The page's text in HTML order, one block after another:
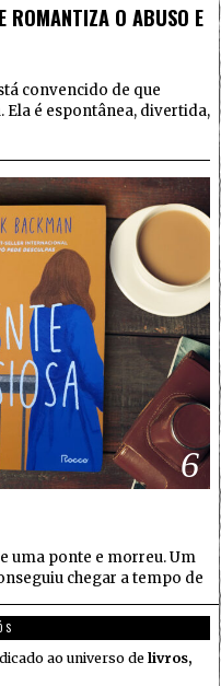
ROMANTIZA O ABUSO E
convencido de que
Ela é espontânea, divertida,
6
uma ponte e morreu. Um
chegar a tempo de
ao universo de livros,